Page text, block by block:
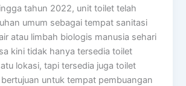
tahun 2022, unit toilet telah
umum sebagai tempat sanitasi
atau limbah biologis manusia sehari
kini tidak hanya tersedia toilet
lokasi, tapi tersedia juga toilet
untuk tempat pembuangan